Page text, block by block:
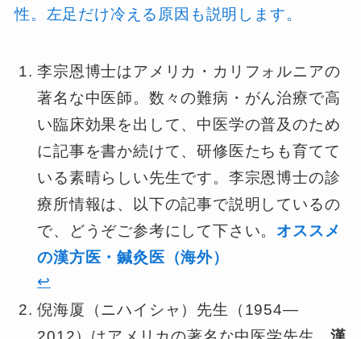
性。左足だけ冷える原因も説明します。
李宗恩博士はアメリカ・カリフォルニアの
著名な中医師。数々の難病・がん治療で高
い臨床効果を出して、中医学の普及のため
に記事を書か続けて、研修医たちも育てて
いる素晴らしい先生です。李宗恩博士の診
療所情報は、以下の記事で説明しているの
で、どうぞご参考にして下さい。 オススメ
の漢方医・鍼灸医（海外）
↩︎
倪海厦（ニハイシャ）先生（1954—